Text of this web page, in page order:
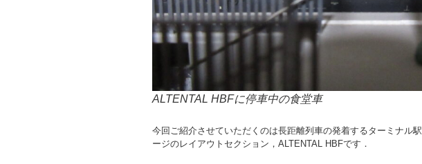
ALTENTAL HBFに停車中の食堂車
今回ご紹介させていただくのは長距離列車の発着するターミナル
ージのレイアウトセクション，ALTENTAL HBFです．